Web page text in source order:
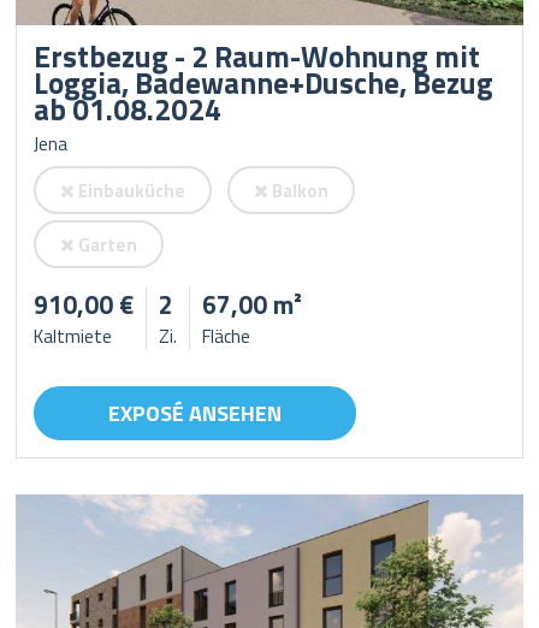
Erstbezug - 2 Raum-Wohnung mit
Loggia, Badewanne+Dusche, Bezug
ab 01.08.2024
Jena
Einbauküche
Balkon
Garten
910,00 €
Kaltmiete
2
Zi.
67,00 m²
Fläche
EXPOSÉ ANSEHEN